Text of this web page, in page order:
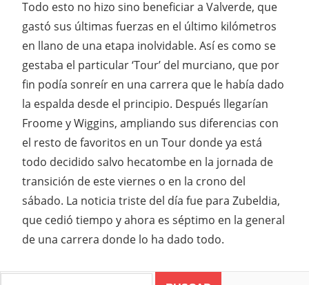
Todo esto no hizo sino beneficiar a Valverde, que
gastó sus últimas fuerzas en el último kilómetros
en llano de una etapa inolvidable. Así es como se
gestaba el particular ‘Tour’ del murciano, que por
fin podía sonreír en una carrera que le había dado
la espalda desde el principio. Después llegarían
Froome y Wiggins, ampliando sus diferencias con
el resto de favoritos en un Tour donde ya está
todo decidido salvo hecatombe en la jornada de
transición de este viernes o en la crono del
sábado. La noticia triste del día fue para Zubeldia,
que cedió tiempo y ahora es séptimo en la general
de una carrera donde lo ha dado todo.